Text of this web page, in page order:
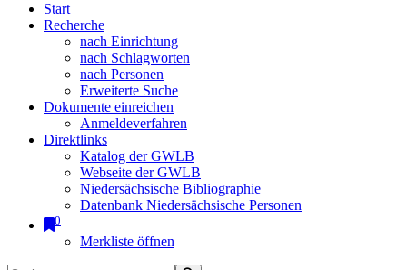
Start
Recherche
nach Einrichtung
nach Schlagworten
nach Personen
Erweiterte Suche
Dokumente einreichen
Anmeldeverfahren
Direktlinks
Katalog der GWLB
Webseite der GWLB
Niedersächsische Bibliographie
Datenbank Niedersächsische Personen
0
Merkliste öffnen